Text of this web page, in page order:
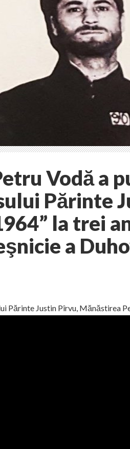
Vodă a
Părinte
la trei
a
Părinte Justin Pîrvu, Mănăstirea